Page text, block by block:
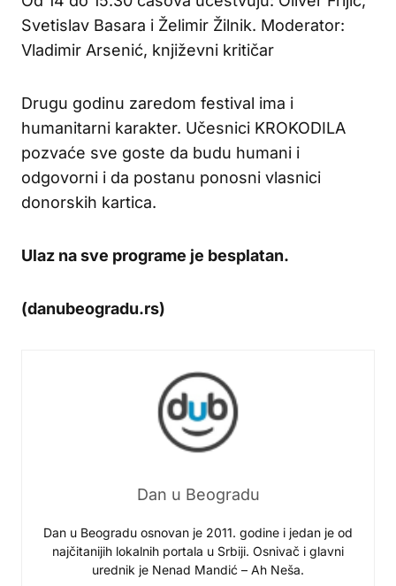
Svetislav Basara i Želimir Žilnik. Moderator:
Vladimir Arsenić, književni kritičar
Drugu godinu zaredom festival ima i
humanitarni karakter. Učesnici KROKODILA
pozvaće sve goste da budu humani i
odgovorni i da postanu ponosni vlasnici
donorskih kartica.
Ulaz na sve programe je besplatan.
(danubeogradu.rs)
Dan u Beogradu
Dan u Beogradu osnovan je 2011. godine i jedan je od
najčitanijih lokalnih portala u Srbiji. Osnivač i glavni
urednik je Nenad Mandić – Ah Neša.